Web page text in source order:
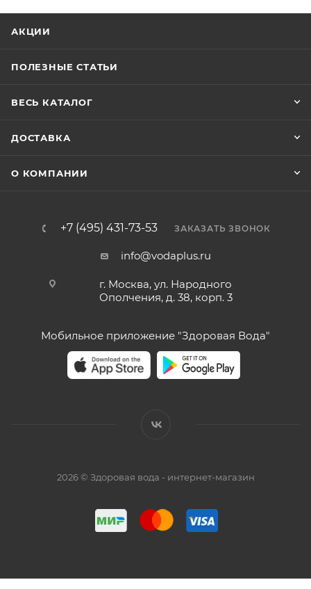
АКЦИИ
ПОЛЕЗНЫЕ СТАТЬИ
ВЕСЬ КАТАЛОГ
ДОСТАВКА
О КОМПАНИИ
+7 (495) 431-73-53 ЗАКАЗАТЬ ЗВОНОК
info@vodaplus.ru
г. Москва, ул. Народного
Ополчения, д. 38, корп. 3
Мобильное приложение "Здоровая Вода"
2026 © Здоровая вода - интернет-магазин